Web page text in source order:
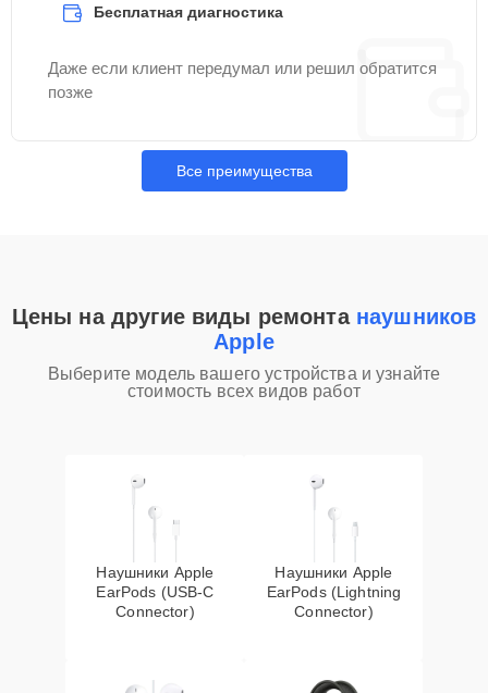
Бесплатная диагностика
Даже если клиент передумал или решил обратится
позже
Все преимущества
Цены на другие виды ремонта наушников
Apple
Выберите модель вашего устройства и узнайте
стоимость всех видов работ
Наушники Apple
EarPods (USB-C
Connector)
Наушники Apple
EarPods (Lightning
Connector)